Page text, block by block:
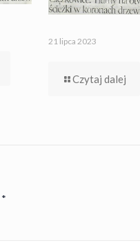
21 lipca 2023
Czytaj dalej
*